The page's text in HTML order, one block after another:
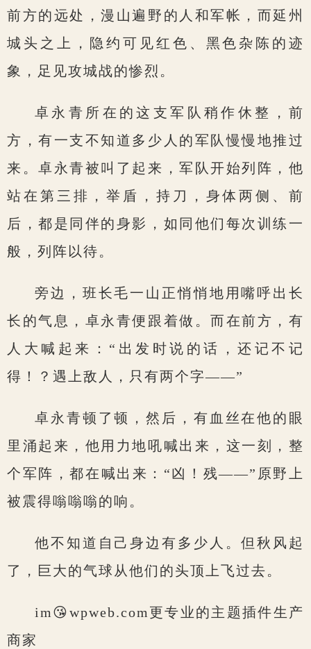
前方的远处，漫山遍野的人和军帐，而延州
城头之上，隐约可见红色、黑色杂陈的迹
象，足见攻城战的惨烈。
卓永青所在的这支军队稍作休整，前
方，有一支不知道多少人的军队慢慢地推过
来。卓永青被叫了起来，军队开始列阵，他
站在第三排，举盾，持刀，身体两侧、前
后，都是同伴的身影，如同他们每次训练一
般，列阵以待。
旁边，班长毛一山正悄悄地用嘴呼出长
长的气息，卓永青便跟着做。而在前方，有
人大喊起来：“出发时说的话，还记不记
得！？遇上敌人，只有两个字——”
卓永青顿了顿，然后，有血丝在他的眼
里涌起来，他用力地吼喊出来，这一刻，整
个军阵，都在喊出来：“凶！残——”原野上
被震得嗡嗡嗡的响。
他不知道自己身边有多少人。但秋风起
了，巨大的气球从他们的头顶上飞过去。
im😘wpweb.com更专业的主题插件生产
商家